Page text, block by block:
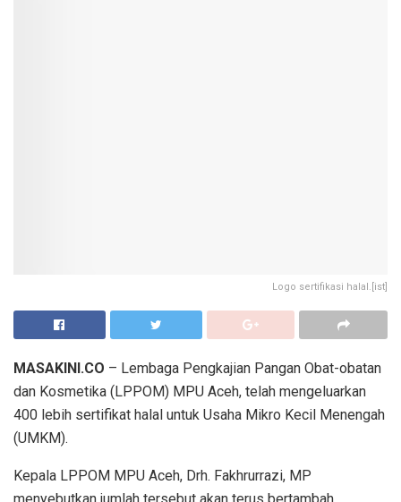
Logo sertifikasi halal.[ist]
MASAKINI.CO – Lembaga Pengkajian Pangan Obat-obatan
dan Kosmetika (LPPOM) MPU Aceh, telah mengeluarkan
400 lebih sertifikat halal untuk Usaha Mikro Kecil Menengah
(UMKM).
Kepala LPPOM MPU Aceh, Drh. Fakhrurrazi, MP